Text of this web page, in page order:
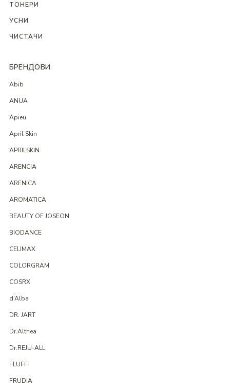
ТОНЕРИ
УСНИ
ЧИСТАЧИ
БРЕНДОВИ
Abib
ANUA
Apieu
April Skin
APRILSKIN
ARENCIA
ARENICA
AROMATICA
BEAUTY OF JOSEON
BIODANCE
CELIMAX
COLORGRAM
COSRX
d’Alba
DR. JART
Dr.Althea
Dr.REJU-ALL
FLUFF
FRUDIA